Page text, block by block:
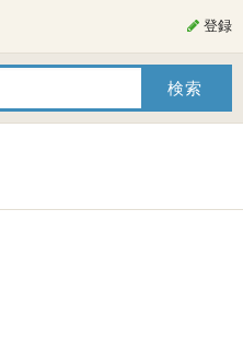
登録